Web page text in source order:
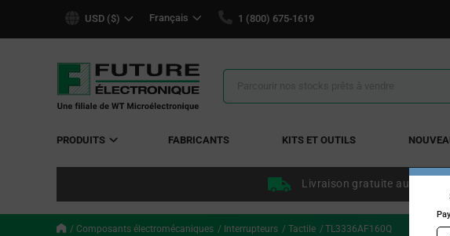
USD ($) Français 1 (800) 675-1619
Résultats
la
PRODUITS FABRICANTS KITS ET OUTILS
Livraison gratuite aux
Composants électromécaniques Interrupteurs Tactile TL3336AF160Q